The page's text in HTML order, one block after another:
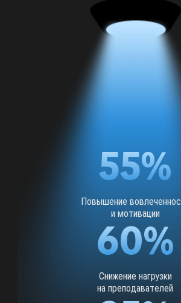
55%
Повышение
и мотивации
60%
Снижение нагрузки
на преподавателей